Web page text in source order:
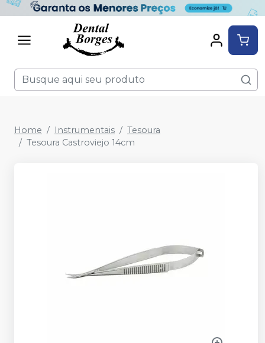
Home Instrumentais
Tesoura
Tesoura Castroviejo 14cm